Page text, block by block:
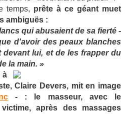
temps, prête à ce géant muet
ambiguës :
qui abusaient de sa fierté -
d'avoir des peaux blanches
devant lui, et de les frapper du
la main. »
à
Claire Devers, mit en image
- : le masseur, avec le
après des massages